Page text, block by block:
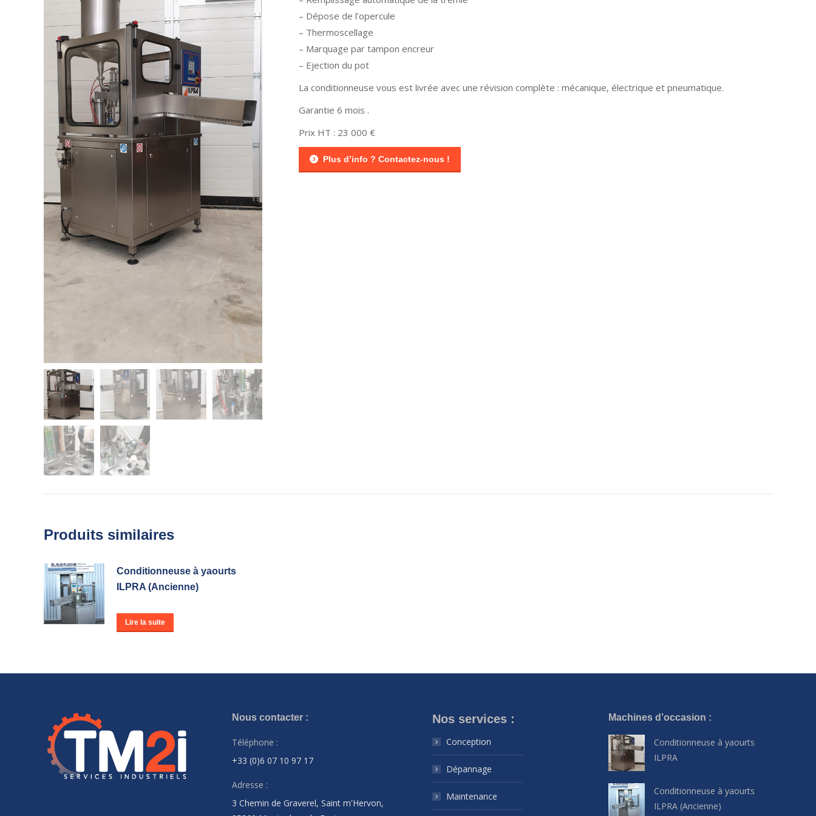
– Dépose de l’opercule
– Thermoscellage
– Marquage par tampon encreur
– Ejection du pot
La conditionneuse vous est livrée avec une révision complète : mécanique, électrique et pneumatique.
Garantie 6 mois .
Prix HT : 23 000 €
Plus d’info ? Contactez-nous !
Produits similaires
Conditionneuse à yaourts
ILPRA (Ancienne)
Lire la suite
Nous contacter :
Téléphone :
+33 (0)6 07 10 97 17
Adresse :
3 Chemin de Graverel, Saint m'Hervon,
Nos services :
Conception
Dépannage
Maintenance
Machines d’occasion :
Conditionneuse à yaourts
ILPRA
Conditionneuse à yaourts
ILPRA (Ancienne)